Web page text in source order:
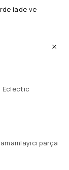
iade ve
Eclectic
parça